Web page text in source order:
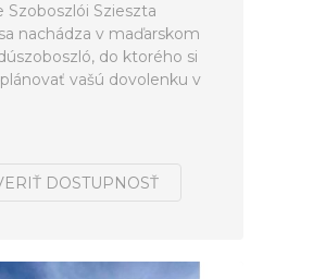
Szoboszlói Szieszta
nachádza v maďarskom
do ktorého si
vašú dovolenku v
DOSTUPNOSŤ